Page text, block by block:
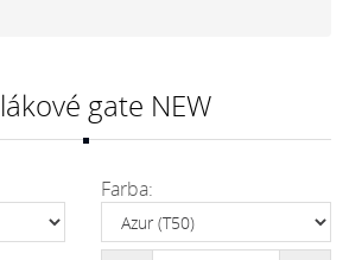
gate NEW
Farba: